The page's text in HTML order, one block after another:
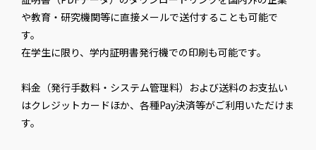
や教育・研究機関等に直接メールで送付することも可能で
す。
在学生に限り、学内証明書発行機での印刷も可能です。
料金（発行手数料・システム管理料）および送料のお支払い
はクレジットカードほか、各種Pay決済等がご利用いただけま
す。